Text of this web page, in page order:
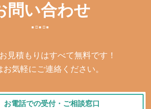
問い合わせ
見積もりはすべて無料です！
お気軽にご連絡ください。
お電話での受付・ご相談窓口